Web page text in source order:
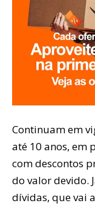
Continuam em
até 10 anos, em
com descontos
do valor devido.
dívidas, que vai